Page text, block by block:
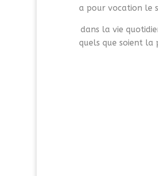
a pour vocation le
dans la vie
quels que soient la